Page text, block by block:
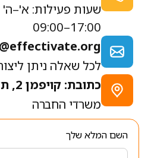
שעות פעילות:
17:00–09:00
לכל שאלה ניתן
כתובת: קויפמן 2, תל אביב
משרדי החברה
השם המלא שלך